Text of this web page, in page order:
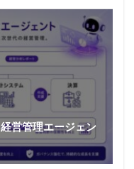
営管理エージェン